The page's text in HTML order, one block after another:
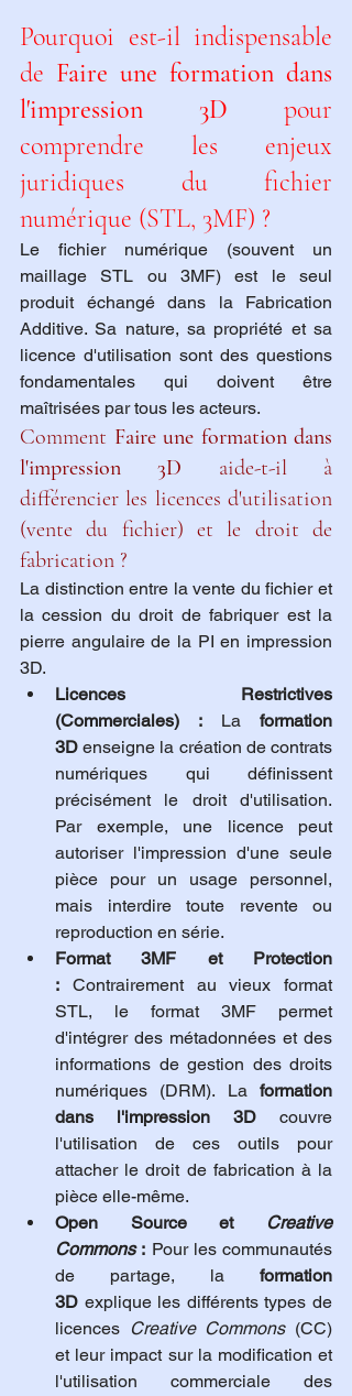
Pourquoi est-il indispensable
de Faire une formation dans
l'impression 3D pour
comprendre les enjeux
juridiques du fichier
numérique (STL, 3MF) ?
Le fichier numérique (souvent un
maillage STL ou 3MF) est le seul
produit échangé dans la Fabrication
Additive. Sa nature, sa propriété et sa
licence d'utilisation sont des questions
fondamentales qui doivent être
maîtrisées par tous les acteurs.
Comment Faire une formation dans
l'impression 3D aide-t-il à
différencier les licences d'utilisation
(vente du fichier) et le droit de
fabrication ?
La distinction entre la vente du fichier et
la cession du droit de fabriquer est la
pierre angulaire de la PI en impression
3D.
Licences Restrictives
(Commerciales) : La formation
3D enseigne la création de contrats
numériques qui définissent
précisément le droit d'utilisation.
Par exemple, une licence peut
autoriser l'impression d'une seule
pièce pour un usage personnel,
mais interdire toute revente ou
reproduction en série.
Format 3MF et Protection
: Contrairement au vieux format
STL, le format 3MF permet
d'intégrer des métadonnées et des
informations de gestion des droits
numériques (DRM). La formation
dans l'impression 3D couvre
l'utilisation de ces outils pour
attacher le droit de fabrication à la
pièce elle-même.
Open Source et
Creative
Commons : Pour les communautés
de partage, la formation
3D explique les différents types de
licences Creative Commons (CC)
et leur impact sur la modification et
l'utilisation commerciale des